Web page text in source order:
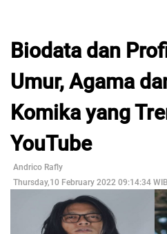
Biodata dan
Umur, Agama
Komika yang
YouTube
Andrico Rafly
Thursday,10 February 2022 09:14:34 WIB